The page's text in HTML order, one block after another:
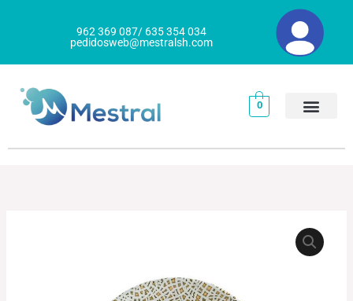
962 369 087/ 635 354 034
pedidosweb@mestralsh.com
0
originalactual